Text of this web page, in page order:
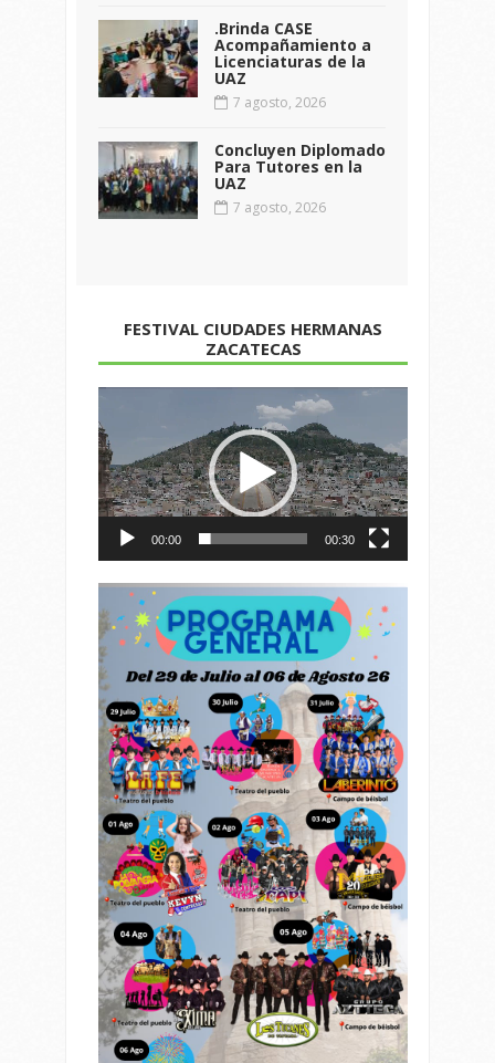
.Brinda CASE
Acompañamiento a
Licenciaturas de la
UAZ
7 agosto, 2026
Concluyen Diplomado
Para Tutores en la
UAZ
7 agosto, 2026
FESTIVAL CIUDADES HERMANAS
ZACATECAS
de
vídeo
00:00 00:30